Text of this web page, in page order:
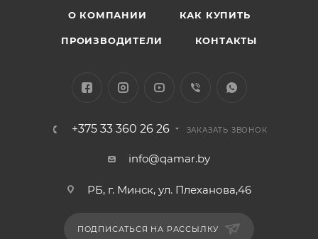
О КОМПАНИИ КАК КУПИТЬ
ПРОИЗВОДИТЕЛИ КОНТАКТЫ
+375 33 360 26 26 ЗАКАЗАТЬ ЗВОНОК
info@qamar.by
РБ, г. Минск, ул. Плеханова,46
ПОДПИСАТЬСЯ НА РАССЫЛКУ